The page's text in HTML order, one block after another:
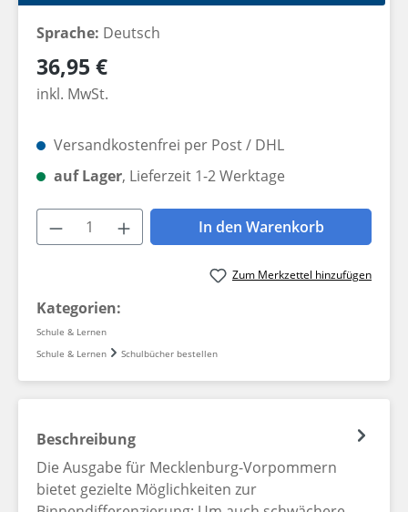
Sprache: Deutsch
Regulärer Preis:
36,95 €
inkl. MwSt.
Versandkostenfrei per Post / DHL
auf Lager, Lieferzeit 1-2 Werktage
Produkt Anzahl: Gib den
In den Warenkorb
Zum Merkzettel hinzufügen
Kategorien:
Schule & Lernen
Schule & Lernen
Schulbücher bestellen
Beschreibung
Die Ausgabe für Mecklenburg-Vorpommern
bietet gezielte Möglichkeiten zur